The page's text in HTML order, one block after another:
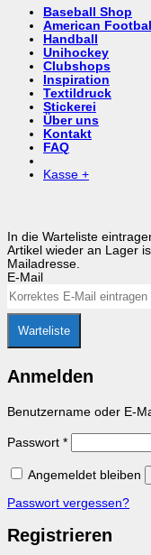
Baseball Shop
American
Handball
Unihockey
Clubshops
Inspiration
Textildruck
Stickerei
Über uns
Kontakt
FAQ
Kasse +
In die Warteliste
Artikel wieder an Lager
Mailadresse.
E-Mail
Warteliste
Anmelden
Benutzername oder E-
Passwort *Erforderlich
Angemeldet bleiben
Passwort vergessen?
Registrieren